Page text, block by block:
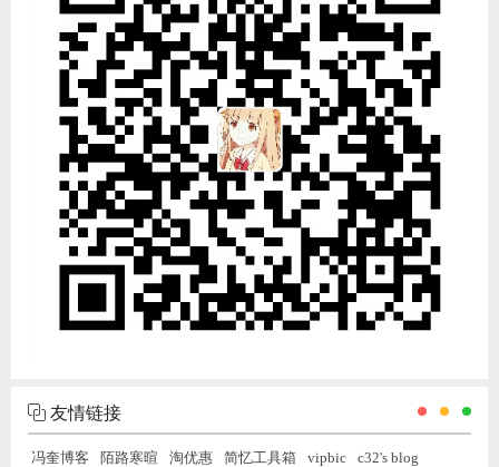
友情链接
冯奎博客 陌路寒暄 淘优惠 简忆工具箱 vipbic
c32's blog